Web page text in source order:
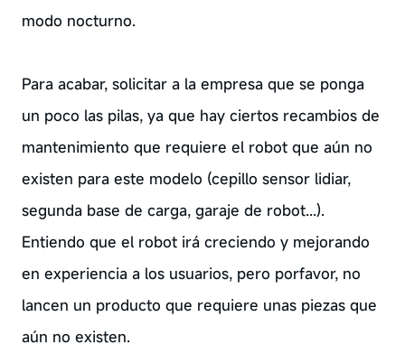
modo nocturno.
Para acabar, solicitar a la empresa que se ponga
un poco las pilas, ya que hay ciertos recambios de
mantenimiento que requiere el robot que aún no
existen para este modelo (cepillo sensor lidiar,
segunda base de carga, garaje de robot...).
Entiendo que el robot irá creciendo y mejorando
en experiencia a los usuarios, pero porfavor, no
lancen un producto que requiere unas piezas que
aún no existen.